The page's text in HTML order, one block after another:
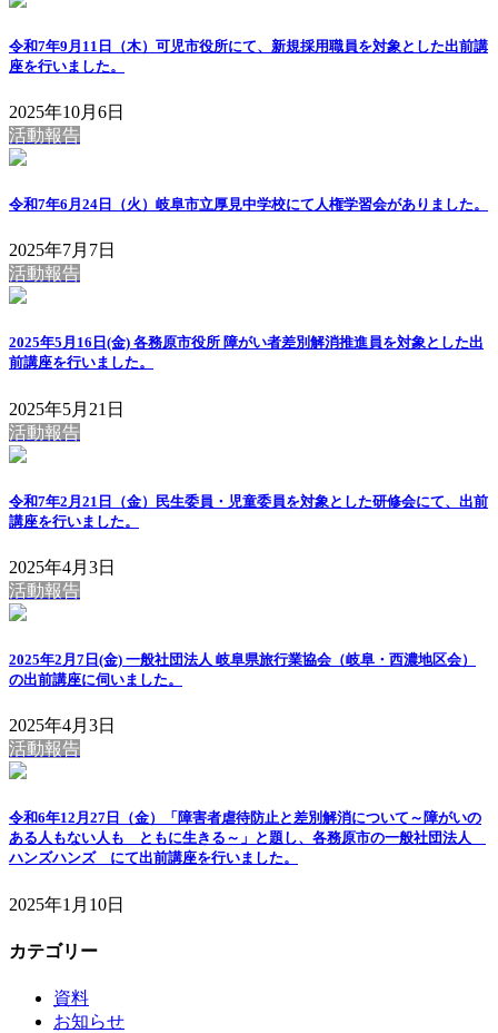
令和7年9月11日（木）可児市役所にて、新規採用職員を対象とした出前講
座を行いました。
2025年10月6日
活動報告
令和7年6月24日（火）岐阜市立厚見中学校にて人権学習会がありました。
2025年7月7日
活動報告
2025年5月16日(金) 各務原市役所 障がい者差別解消推進員を対象とした出
前講座を行いました。
2025年5月21日
活動報告
令和7年2月21日（金）民生委員・児童委員を対象とした研修会にて、出前
講座を行いました。
2025年4月3日
活動報告
2025年2月7日(金) 一般社団法人 岐阜県旅行業協会（岐阜・西濃地区会）
の出前講座に伺いました。
2025年4月3日
活動報告
令和6年12月27日（金）「障害者虐待防止と差別解消について～障がいの
ある人もない人も ともに生きる～」と題し、各務原市の一般社団法人
ハンズハンズ にて出前講座を行いました。
2025年1月10日
カテゴリー
資料
お知らせ